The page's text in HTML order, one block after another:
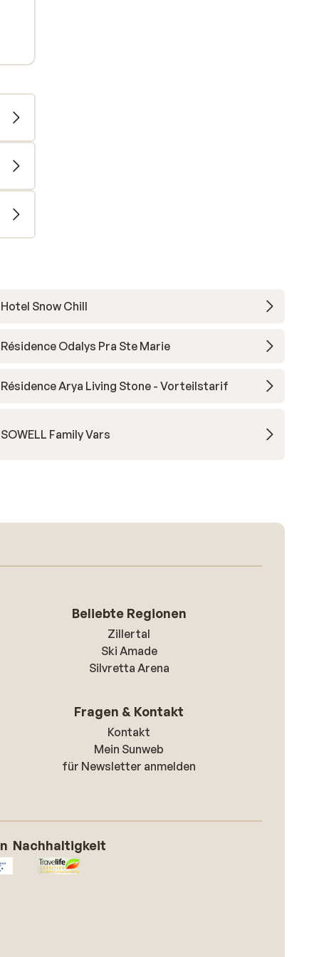
Hotel Snow Chill
Résidence Odalys Pra Ste Marie
Résidence Arya Living Stone - Vorteilstarif
SOWELL Family Vars
Beliebte Regionen
Zillertal
Ski Amade
Silvretta Arena
Fragen & Kontakt
Kontakt
Mein Sunweb
für Newsletter anmelden
Nachhaltigkeit